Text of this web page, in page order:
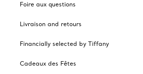
Foire aux questions
Livraison and retours
Financially selected by Tiffany
Cadeaux des Fêtes